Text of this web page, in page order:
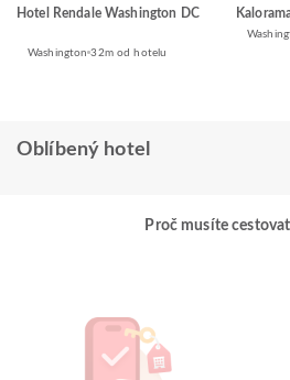
Hotel Rendale Washington DC
Washington 32m od hotelu
Oblíbený hotel
Proč musíte